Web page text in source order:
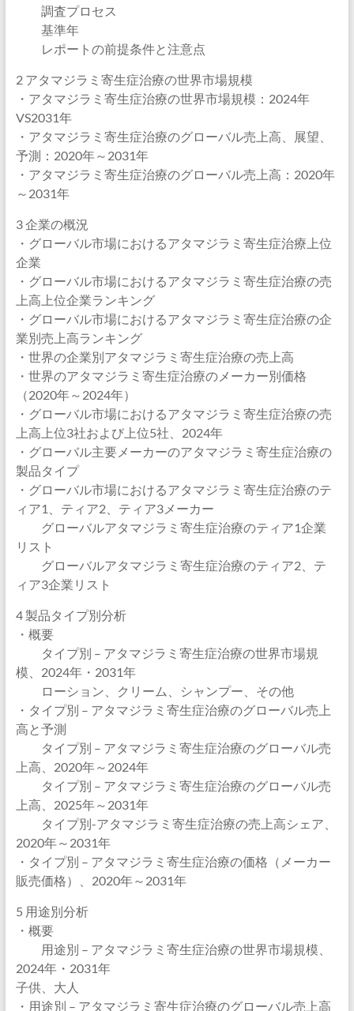
調査プロセス
基準年
レポートの前提条件と注意点
2 アタマジラミ寄生症治療の世界市場規模
・アタマジラミ寄生症治療の世界市場規模：2024年
VS2031年
・アタマジラミ寄生症治療のグローバル売上高、展望、
予測：2020年～2031年
・アタマジラミ寄生症治療のグローバル売上高：2020年
～2031年
3 企業の概況
・グローバル市場におけるアタマジラミ寄生症治療上位
企業
・グローバル市場におけるアタマジラミ寄生症治療の売
上高上位企業ランキング
・グローバル市場におけるアタマジラミ寄生症治療の企
業別売上高ランキング
・世界の企業別アタマジラミ寄生症治療の売上高
・世界のアタマジラミ寄生症治療のメーカー別価格
（2020年～2024年）
・グローバル市場におけるアタマジラミ寄生症治療の売
上高上位3社および上位5社、2024年
・グローバル主要メーカーのアタマジラミ寄生症治療の
製品タイプ
・グローバル市場におけるアタマジラミ寄生症治療のテ
ィア1、ティア2、ティア3メーカー
グローバルアタマジラミ寄生症治療のティア1企業
リスト
グローバルアタマジラミ寄生症治療のティア2、テ
ィア3企業リスト
4 製品タイプ別分析
・概要
タイプ別 – アタマジラミ寄生症治療の世界市場規
模、2024年・2031年
ローション、クリーム、シャンプー、その他
・タイプ別 – アタマジラミ寄生症治療のグローバル売上
高と予測
タイプ別 – アタマジラミ寄生症治療のグローバル売
上高、2020年～2024年
タイプ別 – アタマジラミ寄生症治療のグローバル売
上高、2025年～2031年
タイプ別-アタマジラミ寄生症治療の売上高シェア、
2020年～2031年
・タイプ別 – アタマジラミ寄生症治療の価格（メーカー
販売価格）、2020年～2031年
5 用途別分析
・概要
用途別 – アタマジラミ寄生症治療の世界市場規模、
2024年・2031年
子供、大人
・用途別 – アタマジラミ寄生症治療のグローバル売上高